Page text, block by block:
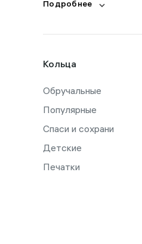
Подробнее
Кольца
Обручальные
Популярные
Спаси и сохрани
Детские
Печатки